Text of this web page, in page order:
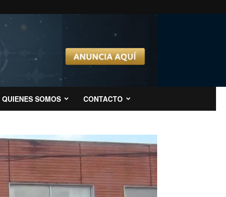
QUIENES SOMOS CONTACTO